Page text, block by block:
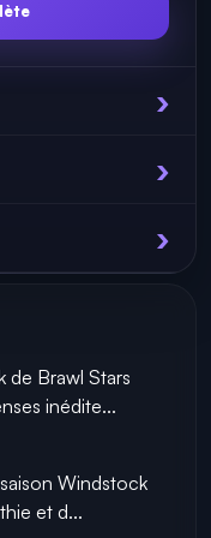
de Brawl Stars
inédite...
Windstock
et d...